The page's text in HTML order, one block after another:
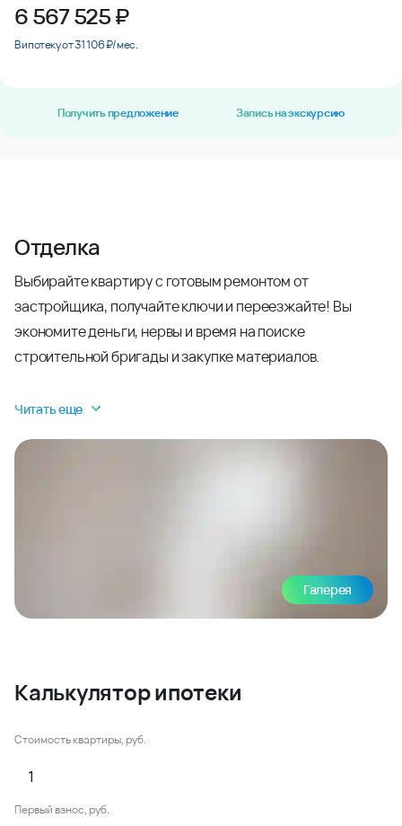
6 567 525₽
В ипотеку от 31 106 ₽/мес.
Получить предложение Запись на экскурсию
Отделка
Выбирайте квартиру с готовым ремонтом от
застройщика, получайте ключи и переезжайте! Вы
экономите деньги, нервы и время на поиске
строительной бригады и закупке материалов.
Читать еще
Галерея
Калькулятор ипотеки
Стоимость квартиры, руб.
Первый взнос, руб.